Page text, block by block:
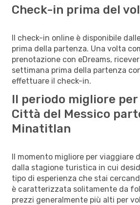
Check-in prima del
Il check-in online è disponibile
prima della partenza. Una volta
prenotazione con eDreams,
settimana prima della partenza
effettuare il check-in.
Il periodo migliore
Città del Messico
Minatitlan
Il momento migliore per viaggiare
dalla stagione turistica in cui
tipo di esperienza che stai
è caratterizzata solitamente da
prezzi generalmente più alti per